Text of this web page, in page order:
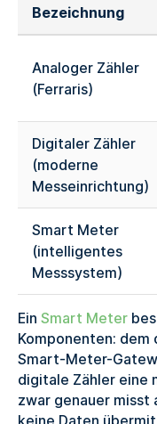
Bezeichnung
Analoger Zähler
(Ferraris)
Digitaler Zähler
(moderne
Messeinrichtung)
Smart Meter
(intelligentes
Messsystem)
Ein Smart Meter
Komponenten: dem
Smart-Meter-
digitale Zähler eine
zwar genauer misst